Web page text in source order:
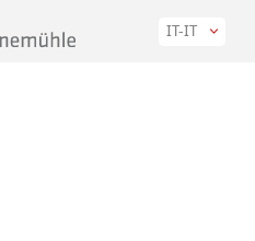
IT-IT